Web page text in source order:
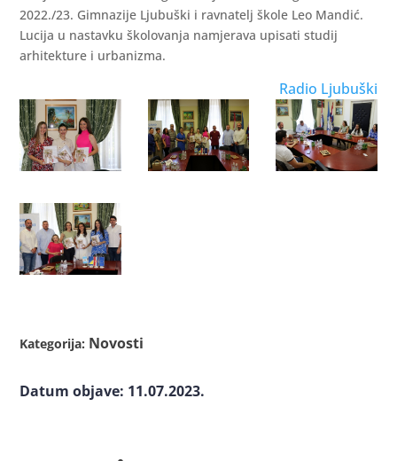
2022./23. Gimnazije Ljubuški i ravnatelj škole Leo Mandić.
Lucija u nastavku školovanja namjerava upisati studij
arhitekture i urbanizma.
Radio Ljubuški
Kategorija: Novosti
Datum objave: 11.07.2023.